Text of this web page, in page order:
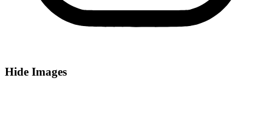
Hide Images